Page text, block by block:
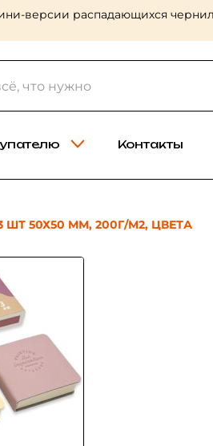
версии распадающихся
Контакты
ШТ 50Х50 ММ, 200Г/М2, ЦВЕТА